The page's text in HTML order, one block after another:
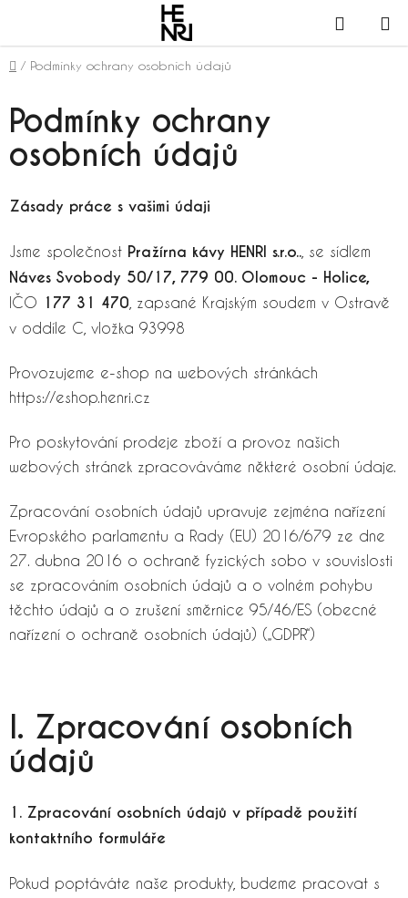
obsah
KOŠÍK
Domů
/ Podmínky ochrany osobních údajů
Podmínky ochrany
osobních údajů
Zásady práce s vašimi údaji
Jsme společnost Pražírna kávy HENRI s.r.o.. , se sídlem
Náves Svobody 50/17, 779 00. Olomouc - Holice,
IČO 177 31 470 , zapsané Krajským soudem v Ostravě
v oddíle C, vložka 93998
Provozujeme e-shop na webových stránkách
https://eshop.henri.cz
Pro poskytování prodeje zboží a provoz našich
webových stránek zpracováváme některé osobní údaje.
Zpracování osobních údajů upravuje zejména nařízení
Evropského parlamentu a Rady (EU) 2016/679 ze dne
27. dubna 2016 o ochraně fyzických sobo v souvislosti
se zpracováním osobních údajů a o volném pohybu
těchto údajů a o zrušení směrnice 95/46/ES (obecné
nařízení o ochraně osobních údajů) („GDPR“)
I. Zpracování osobních
údajů
1. Zpracování osobních údajů v případě použití
kontaktního formuláře
Pokud poptáváte naše produkty, budeme pracovat s